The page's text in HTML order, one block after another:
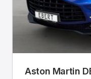
Aston Martin